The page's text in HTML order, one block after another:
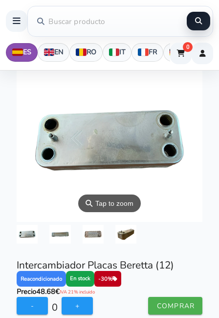
ES EN RO IT FR DE
0
⚲Tap to zoom
Intercambiador Placas Beretta (12)
Reacondicionado En stock -30%
Precio48.68€IVA 21% incluido
- 0 + COMPRAR